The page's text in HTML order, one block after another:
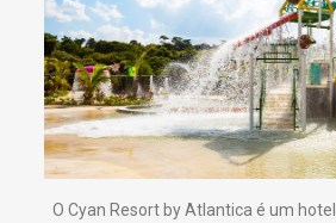
O Cyan Resort by Atlantica é um